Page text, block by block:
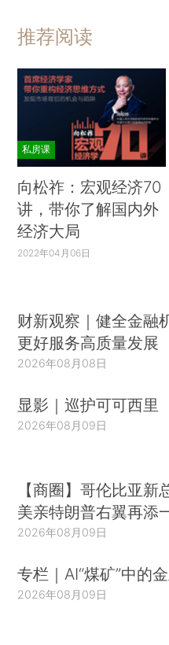
推荐阅读
私房课
向松祚：宏观经济70
讲，带你了解国内外
经济大局
2022年04月06日
财新观察｜健全金融
更好服务高质量发展
2026年08月08日
显影｜巡护可可西里
2026年08月09日
【商圈】哥伦比亚新
美亲特朗普右翼再添
2026年08月09日
专栏｜AI“煤矿”中的
2026年08月09日